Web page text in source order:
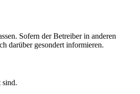
Sofern der Betreiber in anderen
darüber gesondert informieren.
sind.